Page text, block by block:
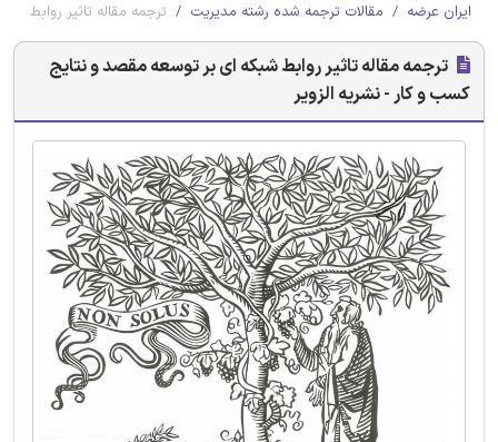
ایران عرضه مقالات ترجمه شده رشته مدیریت ترجمه مقاله تاثیر روابط
ترجمه مقاله تاثیر روابط شبکه ای بر توسعه مقصد و نتایج
کسب و کار - نشریه الزویر